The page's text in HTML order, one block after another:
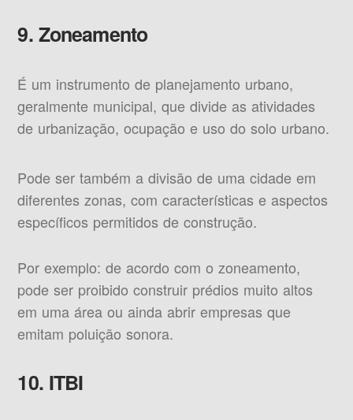
9. Zoneamento
É um instrumento de planejamento urbano,
geralmente municipal, que divide as atividades
de urbanização, ocupação e uso do solo urbano.
Pode ser também a divisão de uma cidade em
diferentes zonas, com características e aspectos
específicos permitidos de construção.
Por exemplo: de acordo com o zoneamento,
pode ser proibido construir prédios muito altos
em uma área ou ainda abrir empresas que
emitam poluição sonora.
10. ITBI